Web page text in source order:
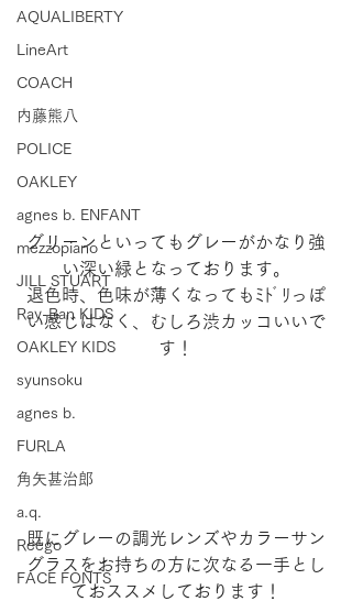
AQUALIBERTY
LineArt
COACH
内藤熊八
POLICE
OAKLEY
agnes b. ENFANT
mezzopiano
JILL STUART
Ray-Ban KIDS
OAKLEY KIDS
syunsoku
agnes b.
FURLA
角矢甚治郎
a.q.
Reego
FACE FONTS
グリーンといってもグレーがかなり強
い深い緑となっております。
退色時、色味が薄くなってもﾐﾄﾞﾘっぽ
い感じはなく、むしろ渋カッコいいで
す！
既にグレーの調光レンズやカラーサン
グラスをお持ちの方に次なる一手とし
ておススメしております！